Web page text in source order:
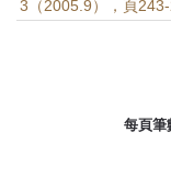
3（2005.9），頁243-
每頁筆